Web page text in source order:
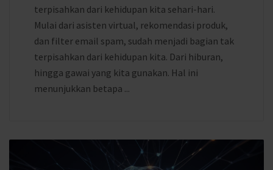
terpisahkan dari kehidupan kita sehari-hari.
Mulai dari asisten virtual, rekomendasi produk,
dan filter email spam, sudah menjadi bagian tak
terpisahkan dari kehidupan kita. Dari hiburan,
hingga gawai yang kita gunakan. Hal ini
menunjukkan betapa ...